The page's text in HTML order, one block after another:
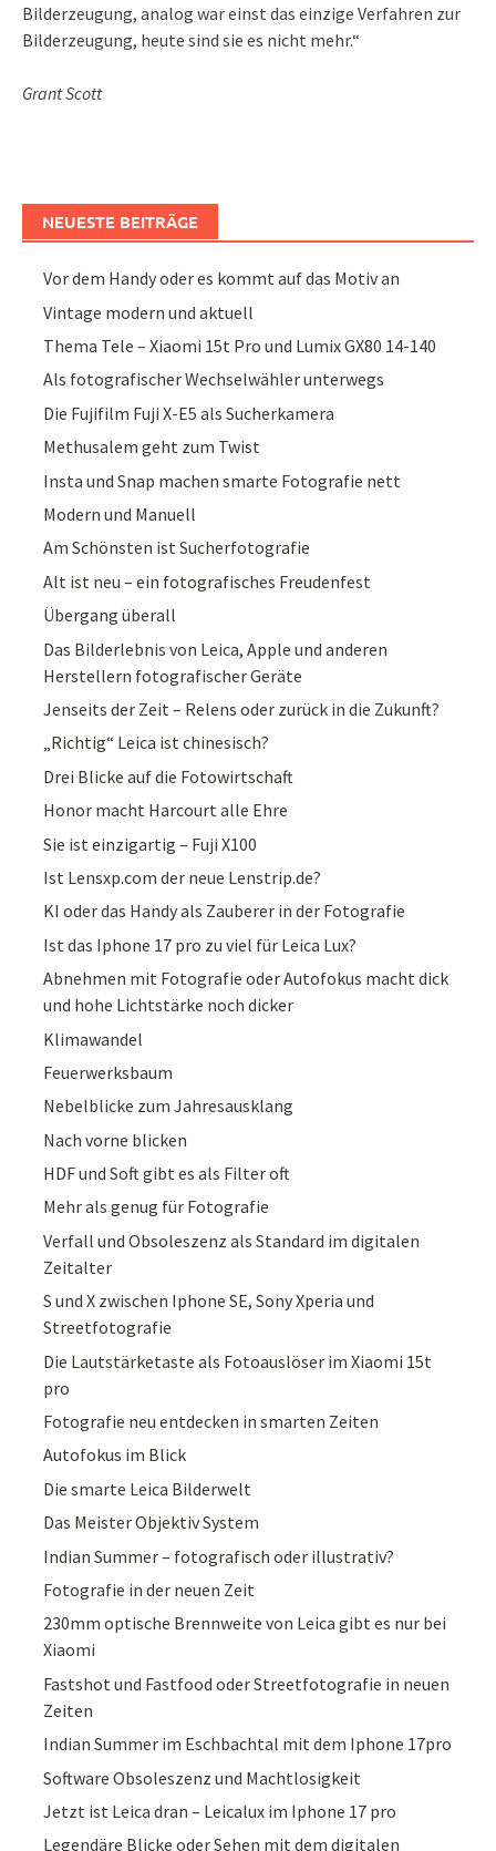
Bilderzeugung, analog war einst das einzige Verfahren zur
Bilderzeugung, heute sind sie es nicht mehr.“
Grant Scott
NEUESTE BEITRÄGE
Vor dem Handy oder es kommt auf das Motiv an
Vintage modern und aktuell
Thema Tele – Xiaomi 15t Pro und Lumix GX80 14-140
Als fotografischer Wechselwähler unterwegs
Die Fujifilm Fuji X-E5 als Sucherkamera
Methusalem geht zum Twist
Insta und Snap machen smarte Fotografie nett
Modern und Manuell
Am Schönsten ist Sucherfotografie
Alt ist neu – ein fotografisches Freudenfest
Übergang überall
Das Bilderlebnis von Leica, Apple und anderen
Herstellern fotografischer Geräte
Jenseits der Zeit – Relens oder zurück in die Zukunft?
„Richtig“ Leica ist chinesisch?
Drei Blicke auf die Fotowirtschaft
Honor macht Harcourt alle Ehre
Sie ist einzigartig – Fuji X100
Ist Lensxp.com der neue Lenstrip.de?
KI oder das Handy als Zauberer in der Fotografie
Ist das Iphone 17 pro zu viel für Leica Lux?
Abnehmen mit Fotografie oder Autofokus macht dick
und hohe Lichtstärke noch dicker
Klimawandel
Feuerwerksbaum
Nebelblicke zum Jahresausklang
Nach vorne blicken
HDF und Soft gibt es als Filter oft
Mehr als genug für Fotografie
Verfall und Obsoleszenz als Standard im digitalen
Zeitalter
S und X zwischen Iphone SE, Sony Xperia und
Streetfotografie
Die Lautstärketaste als Fotoauslöser im Xiaomi 15t
pro
Fotografie neu entdecken in smarten Zeiten
Autofokus im Blick
Die smarte Leica Bilderwelt
Das Meister Objektiv System
Indian Summer – fotografisch oder illustrativ?
Fotografie in der neuen Zeit
230mm optische Brennweite von Leica gibt es nur bei
Xiaomi
Fastshot und Fastfood oder Streetfotografie in neuen
Zeiten
Indian Summer im Eschbachtal mit dem Iphone 17pro
Software Obsoleszenz und Machtlosigkeit
Jetzt ist Leica dran – Leicalux im Iphone 17 pro
Legendäre Blicke oder Sehen mit dem digitalen